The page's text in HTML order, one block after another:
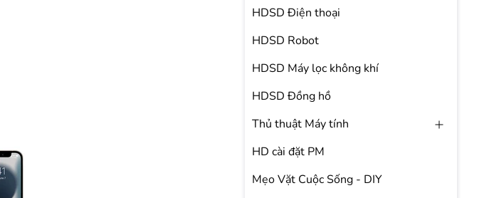
HDSD Điện thoại
HDSD Robot
HDSD Máy lọc không khí
HDSD Đồng hồ
Thủ thuật Máy tính
HD cài đặt PM
Mẹo Vặt Cuộc Sống - DIY